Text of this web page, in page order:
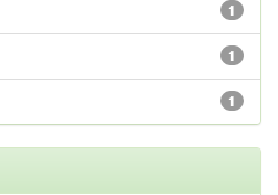
1
1
1